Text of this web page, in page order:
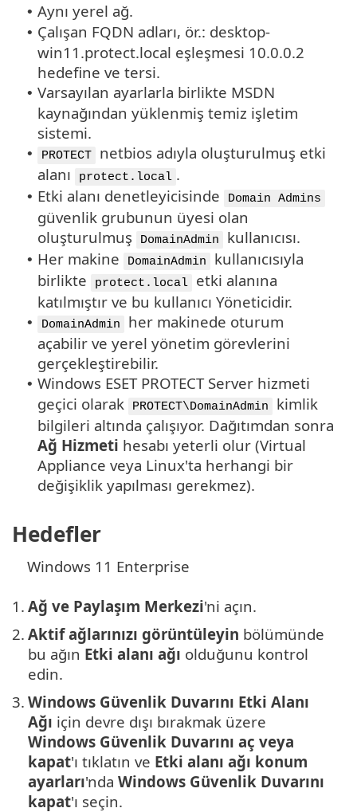
• Aynı yerel ağ.
• Çalışan FQDN adları, ör.: desktop-
win11.protect.local eşleşmesi 10.0.0.2
hedefine ve tersi.
• Varsayılan ayarlarla birlikte MSDN
kaynağından yüklenmiş temiz işletim
sistemi.
• PROTECT
netbios adıyla oluşturulmuş etki
alanı
protect.local .
• Etki alanı denetleyicisinde Domain Admins
güvenlik grubunun üyesi olan
oluşturulmuş
DomainAdmin kullanıcısı.
• Her makine DomainAdmin
kullanıcısıyla
birlikte
protect.local
etki alanına
katılmıştır ve bu kullanıcı Yöneticidir.
• DomainAdmin
her makinede oturum
açabilir ve yerel yönetim görevlerini
gerçekleştirebilir.
• Windows ESET PROTECT Server hizmeti
geçici olarak
PROTECT\DomainAdmin
kimlik
bilgileri altında çalışıyor. Dağıtımdan sonra
Ağ Hizmeti hesabı yeterli olur (Virtual
Appliance veya Linux'ta herhangi bir
değişiklik yapılması gerekmez).
Hedefler
Windows 11 Enterprise
1. Ağ ve Paylaşım Merkezi'ni açın.
2. Aktif ağlarınızı görüntüleyin bölümünde
bu ağın Etki alanı ağı olduğunu kontrol
edin.
3. Windows Güvenlik Duvarını Etki Alanı
Ağı için devre dışı bırakmak üzere
Windows Güvenlik Duvarını aç veya
kapat'ı tıklatın ve Etki alanı ağı konum
ayarları'nda Windows Güvenlik Duvarını
kapat'ı seçin.